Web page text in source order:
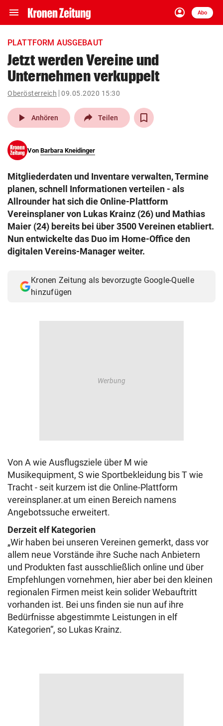
menu Navigation
ein-/ausklappen
account_circle
Anmelden
Abo
close Schließen
account_circle Anmelden
arrow_right
pin_drop
Wien arrow_right
search
eingeben
© Krone Multimedia GmbH & Co KG 2026
Muthgasse 2, 1190 Wien
PLATTFORM AUSGEBAUT
Jetzt werden Vereine und
Unternehmen verkuppelt
Oberösterreich 09.05.2020 15:30
play_arrow Anhören Teilen
Von Barbara Kneidinger
Mitgliederdaten und Inventare verwalten, Termine
planen, schnell Informationen verteilen - als
Allrounder hat sich die Online-Plattform
Vereinsplaner von Lukas Krainz (26) und Mathias
Maier (24) bereits bei über 3500 Vereinen etabliert.
Nun entwickelte das Duo im Home-Office den
digitalen Vereins-Manager weiter.
Kronen Zeitung als bevorzugte Google-Quelle
hinzufügen
Von A wie Ausflugsziele über M wie
Musikequipment, S wie Sportbekleidung bis T wie
Tracht - seit kurzem ist die Online-Plattform
vereinsplaner.at um einen Bereich namens
Angebotssuche erweitert.
Derzeit elf Kategorien
„Wir haben bei unseren Vereinen gemerkt, dass vor
allem neue Vorstände ihre Suche nach Anbietern
und Produkten fast ausschließlich online und über
Empfehlungen vornehmen, hier aber bei den kleinen
regionalen Firmen meist kein solider Webauftritt
vorhanden ist. Bei uns finden sie nun auf ihre
Bedürfnisse abgestimmte Leistungen in elf
Kategorien“, so Lukas Krainz.